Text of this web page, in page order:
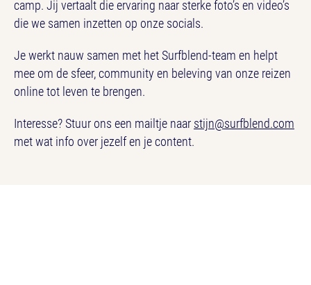
camp. Jij vertaalt die ervaring naar sterke foto’s en video’s
die we samen inzetten op onze socials.
Je werkt nauw samen met het Surfblend-team en helpt
mee om de sfeer, community en beleving van onze reizen
online tot leven te brengen.
Interesse? Stuur ons een mailtje naar stijn@surfblend.com
met wat info over jezelf en je content.